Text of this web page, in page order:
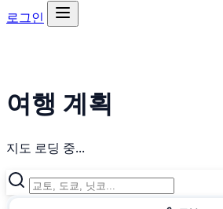
로그인
여행 계획
지도 로딩 중...